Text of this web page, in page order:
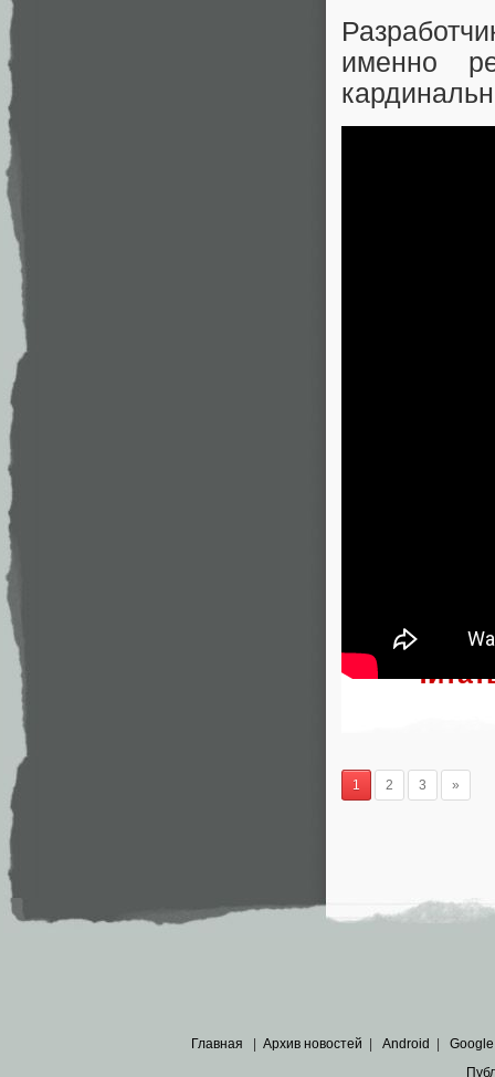
именно
1 2 3 »
Главная | Архив новостей | Android | Google